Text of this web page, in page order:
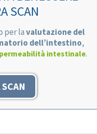
SCAN
per lavalutazione del
dell’intestino,
permeabilità intestinale.